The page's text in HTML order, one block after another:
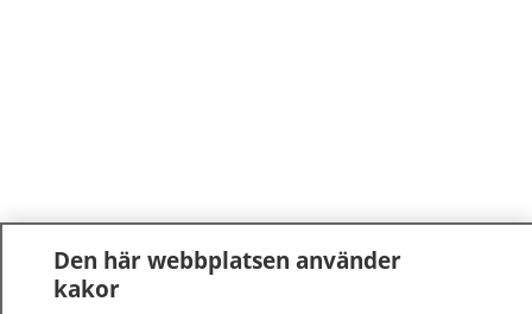
Den här webbplatsen använder
kakor